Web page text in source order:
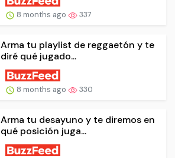
8 months ago 337
Arma tu playlist de reggaetón y te
diré qué jugado...
8 months ago 330
Arma tu desayuno y te diremos en
qué posición juga...